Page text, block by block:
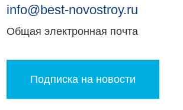
info@best-novostroy.ru
Общая электронная почта
Подписка на новости